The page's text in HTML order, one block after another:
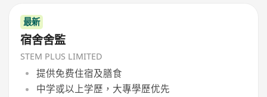
最新
宿舍舍監
STEM PLUS LIMITED
提供免费住宿及膳食
中学或以上学歷，大專學歷优先